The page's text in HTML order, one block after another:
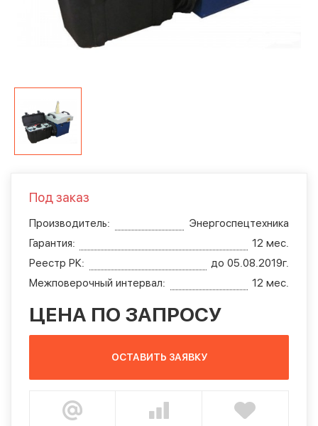
Под заказ
Производитель:
Энергоспецтехника
Гарантия:
12 мес.
Реестр РК:
до 05.08.2019г.
Межповерочный интервал:
12 мес.
ЦЕНА ПО ЗАПРОСУ
ОСТАВИТЬ ЗАЯВКУ